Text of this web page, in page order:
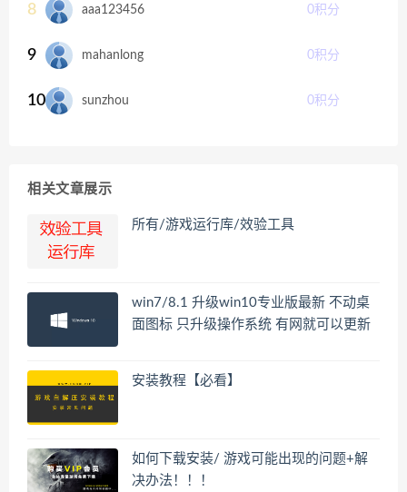
8 aaa123456 0积分
9 mahanlong 0积分
10 sunzhou 0积分
相关文章展示
所有/游戏运行库/效验工具
win7/8.1 升级win10专业版最新 不动桌
面图标 只升级操作系统 有网就可以更新
安装教程【必看】
如何下载安装/ 游戏可能出现的问题+解
决办法！！！